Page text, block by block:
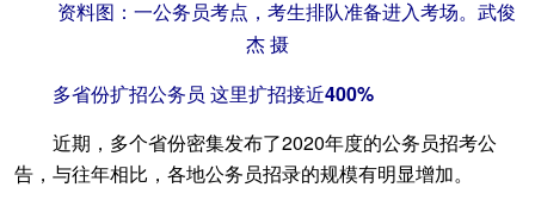
资料图：一公务员考点，考生排队准备进入考场。武俊
杰 摄
多省份扩招公务员 这里扩招接近400%
近期，多个省份密集发布了2020年度的公务员招考公
告，与往年相比，各地公务员招录的规模有明显增加。